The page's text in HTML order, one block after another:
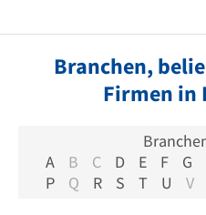
Branchen,
Firmen in
A
B C D E F G
P
Q R S T U V